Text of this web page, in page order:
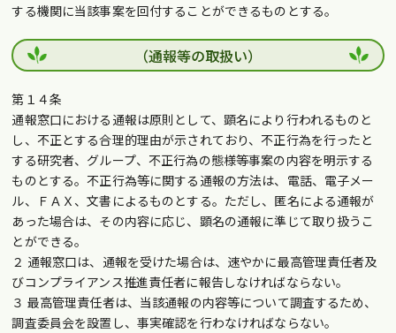
する機関に当該事案を回付することができるものとする。
（通報等の取扱い）
第１４条
通報窓口における通報は原則として、顕名により行われるものと
し、不正とする合理的理由が示されており、不正行為を行ったと
する研究者、グループ、不正行為の態様等事案の内容を明示する
ものとする。不正行為等に関する通報の方法は、電話、電子メー
ル、ＦＡＸ、文書によるものとする。ただし、匿名による通報が
あった場合は、その内容に応じ、顕名の通報に準じて取り扱うこ
とができる。
２ 通報窓口は、通報を受けた場合は、速やかに最高管理責任者及
びコンプライアンス推進責任者に報告しなければならない。
３ 最高管理責任者は、当該通報の内容等について調査するため、
調査委員会を設置し、事実確認を行わなければならない。